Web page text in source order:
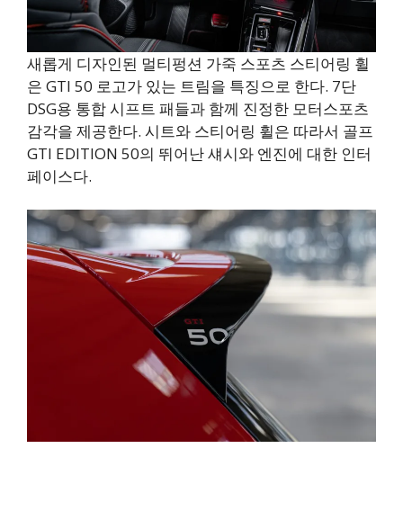
새롭게 디자인된 멀티펑션 가죽 스포츠 스티어링 휠
은 GTI 50 로고가 있는 트림을 특징으로 한다. 7단
DSG용 통합 시프트 패들과 함께 진정한 모터스포츠
감각을 제공한다. 시트와 스티어링 휠은 따라서 골프
GTI EDITION 50의 뛰어난 섀시와 엔진에 대한 인터
페이스다.